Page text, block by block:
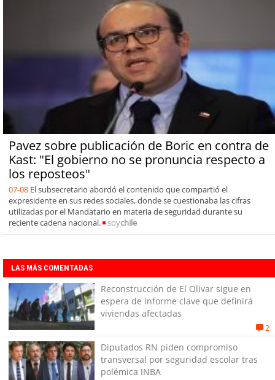
Pavez sobre publicación de Boric en contra de
Kast: "El gobierno no se pronuncia respecto a
los reposteos"
07-08 El subsecretario abordó el contenido que compartió el
expresidente en sus redes sociales, donde se cuestionaba las cifras
utilizadas por el Mandatario en materia de seguridad durante su
reciente cadena nacional.
soychile
LAS MÁS COMENTADAS
Reconstrucción de El Olivar sigue en
espera de informe clave que definirá
viviendas afectadas
2
Diputados RN piden compromiso
transversal por seguridad escolar tras
polémica INBA